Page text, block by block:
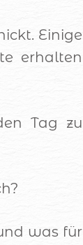
Einige
erhalten
Tag zu
was für